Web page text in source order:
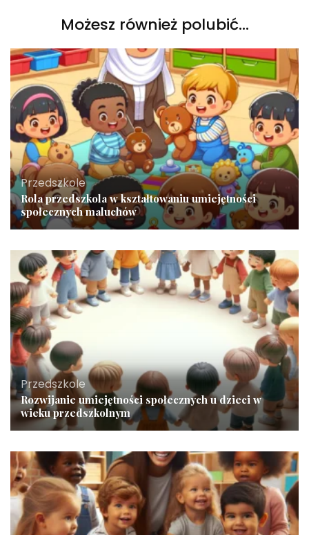
Możesz również polubić…
Przedszkole
Rola przedszkola w kształtowaniu umiejętności
społecznych maluchów
Przedszkole
Rozwijanie umiejętności społecznych u dzieci w
wieku przedszkolnym